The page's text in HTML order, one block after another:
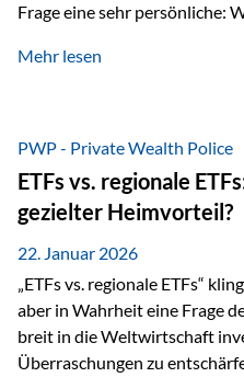
Frage eine sehr persönliche:
Sachwerten mit einer
gerade dann, wenn Märkte
Mehr lesen
PWP - Private Wealth Police
ETFs vs. regionale
gezielter Heimvorteil?
22. Januar 2026
„ETFs vs. regionale ETFs“
aber in Wahrheit eine Frage
breit in die Weltwirtschaft
Überraschungen zu